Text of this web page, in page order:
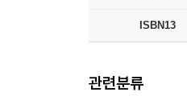
ISBN13
관련분류